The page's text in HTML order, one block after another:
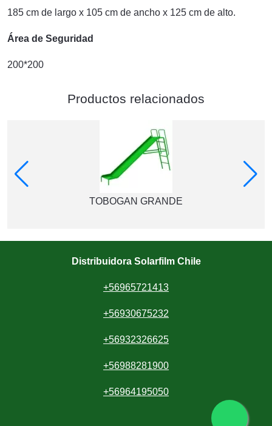
185 cm de largo x 105 cm de ancho x 125 cm de alto.
Área de Seguridad
200*200
Productos relacionados
TOBOGAN GRANDE
Distribuidora Solarfilm Chile
+56965721413
+56930675232
+56932326625
+56988281900
+56964195050